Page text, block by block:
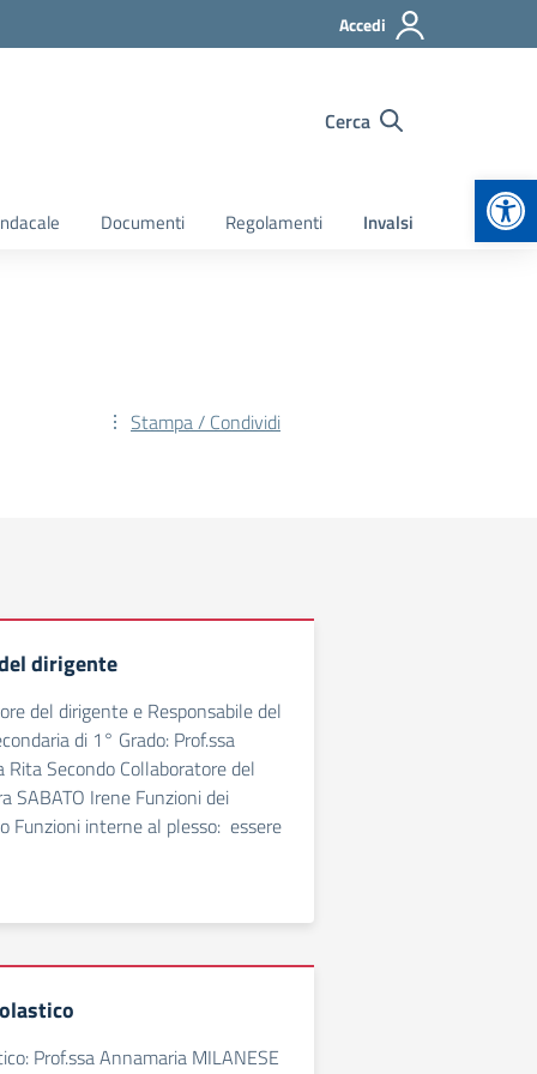
Accedi
Cerca
Documenti Regolamenti Invalsi
Stampa / Condividi
dirigente
del dirigente e Responsabile del
di 1° Grado: Prof.ssa
Rita Secondo Collaboratore del
SABATO Irene Funzioni dei
Funzioni interne al plesso: essere
Prof.ssa Annamaria MILANESE